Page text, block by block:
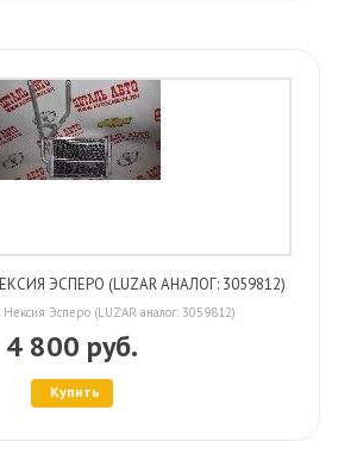
ЭСПЕРО (LUZAR АНАЛОГ: 3059812)
Эсперо (LUZAR аналог: 3059812)
4 800 руб.
Купить